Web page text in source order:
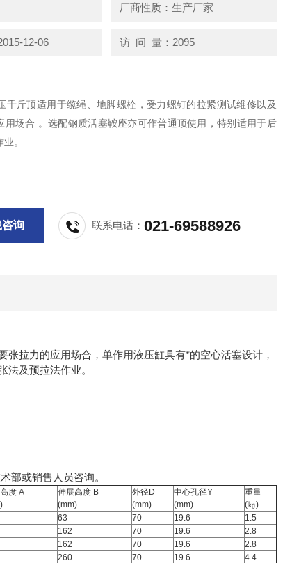
厂商性质：生产厂家
12-06 访 问 量：2095
千斤顶适用于缆绳、地脚螺栓，受力螺钉的拉紧测试维修以及
用场合 。选配钢质活塞鞍座亦可作普通顶使用，特别适用于后
。
询 联系电话：021-69588926
拉力的应用场合，单作用液压缸具有*的空心活塞设计，
及预拉法作业。
部或销售人员咨询。
度 A
伸展高度 B
(mm)
外径D
(mm)
中心孔径Y
(mm)
重量
(㎏)
63 70 19.6
1.5
162 70 19.6
2.8
162 70 19.6
2.8
260 70 19.6
4.4